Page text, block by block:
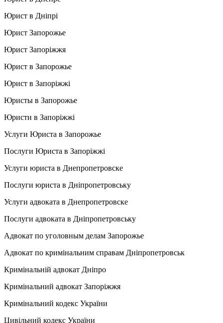
Юрист в Дніпрі
Юрист Запорожье
Юрист Запоріжжя
Юрист в Запорожье
Юрист в Запоріжжі
Юристы в Запорожье
Юристи в Запоріжжі
Услуги Юриста в Запорожье
Послуги Юриста в Запоріжжі
Услуги юриста в Днепропетровске
Послуги юриста в Дніпропетровську
Услуги адвоката в Днепропетровске
Послуги адвоката в Дніпропетровську
Адвокат по уголовным делам Запорожье
Адвокат по кримінальним справам Дніпропетровськ
Кримінальній адвокат Дніпро
Кримінальний адвокат Запоріжжя
Кримінальний кодекс України
Цивільний кодекс України